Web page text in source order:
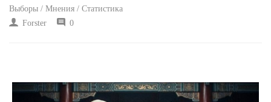
ПРОИСШЕСТВИЯ
Выборы / Мнения / Статистика
Forster
0